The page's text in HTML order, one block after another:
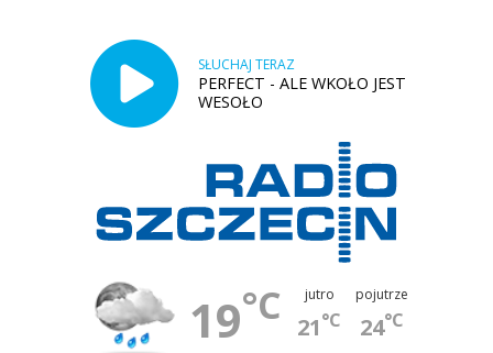
SŁUCHAJ TERAZ
PERFECT - ALE WKOŁO JEST
WESOŁO
19°C jutro
21°C
pojutrze
24°C